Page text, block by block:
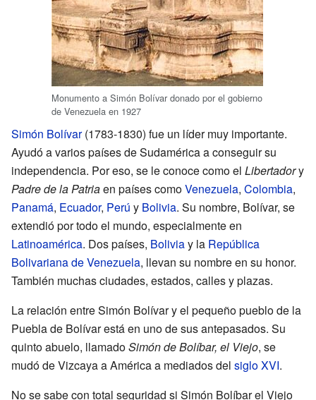
Monumento a Simón Bolívar donado por el gobierno
de Venezuela en 1927
Simón Bolívar(1783-1830) fue un líder muy importante.
Ayudó a varios países de Sudamérica a conseguir su
independencia. Por eso, se le conoce como el Libertadory
Padre de la Patriaen países comoVenezuela, Colombia,
Panamá, Ecuador, Perú y Bolivia. Su nombre, Bolívar, se
extendió por todo el mundo, especialmente en
Latinoamérica. Dos países, Boliviay la República
Bolivariana de Venezuela, llevan su nombre en su honor.
También muchas ciudades, estados, calles y plazas.
La relación entre Simón Bolívar y el pequeño pueblo de la
Puebla de Bolívar está en uno de sus antepasados. Su
quinto abuelo, llamadoSimón de Bolíbar, el Viejo, se
mudó de Vizcaya a América a mediados del siglo XVI.
No se sabe con total seguridad si Simón Bolíbar el Viejo